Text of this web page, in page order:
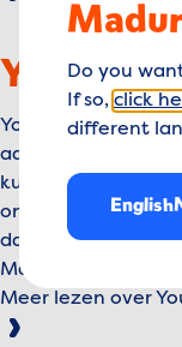
Young
Young Impact is
aan het
kunnen. In
ontdekken welke
daadwerkelijk
Madurodam steunt
Meer lezen over
Do you
If so, click
different
English